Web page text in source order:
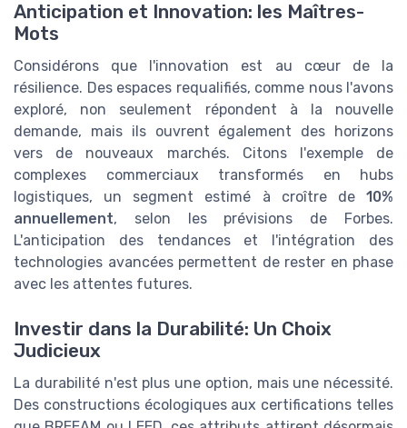
Anticipation et Innovation: les Maîtres-
Mots
Considérons que l'innovation est au cœur de la
résilience. Des espaces requalifiés, comme nous l'avons
exploré, non seulement répondent à la nouvelle
demande, mais ils ouvrent également des horizons
vers de nouveaux marchés. Citons l'exemple de
complexes commerciaux transformés en hubs
logistiques, un segment estimé à croître de 10%
annuellement, selon les prévisions de Forbes.
L'anticipation des tendances et l'intégration des
technologies avancées permettent de rester en phase
avec les attentes futures.
Investir dans la Durabilité: Un Choix
Judicieux
La durabilité n'est plus une option, mais une nécessité.
Des constructions écologiques aux certifications telles